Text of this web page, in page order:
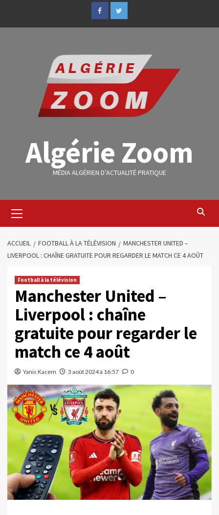
Algérie Zoom
MÉDIA ALGÉRIEN D’ACTUALITÉ PRATIQUE
ACCUEIL FOOTBALL À LA TÉLÉVISION
MANCHESTER UNITED –
LIVERPOOL : CHAÎNE GRATUITE POUR REGARDER LE MATCH CE 4 AOÛT
Football à la télévision
Manchester United –
Liverpool : chaîne
gratuite pour regarder le
match ce 4 août
Yanis Kacem 3 août 2024 à 16:57 0